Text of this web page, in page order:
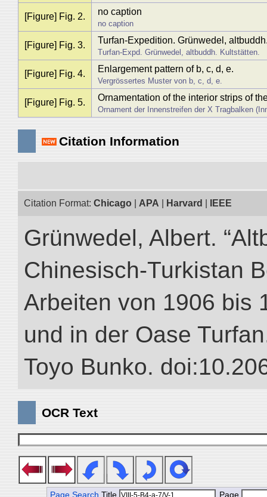
[Figure] Fig. 2. no caption
no caption
[Figure] Fig. 3. Turfan-Expedition. Grünwedel,
Turfan-Expd. Grünwedel, altbuddh. Kultstätten.
[Figure] Fig. 4. Enlargement pattern of b, c, d, e.
Vergrössertes Muster von b, c, d, e.
[Figure] Fig. 5. Ornamentation of the interior strips of
Ornament der Innenstreifen der X Tragbalken
Citation Information
Citation Format: Chicago APA Harvard IEEE
Grünwedel, Albert.
Chinesisch-Turkistan
Arbeiten von 1906 bis
und in der Oase
Toyo Bunko.
OCR Text
Page Search Title Page